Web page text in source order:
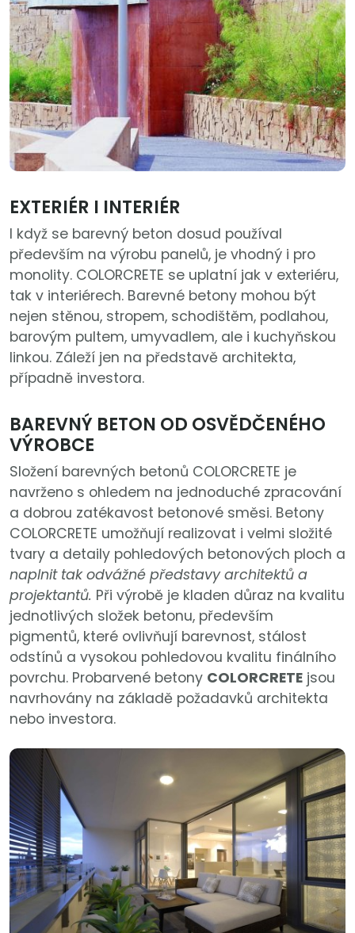
EXTERIÉR I INTERIÉR
I když se barevný beton dosud používal
především na výrobu panelů, je vhodný i pro
monolity. COLORCRETE se uplatní jak v exteriéru,
tak v interiérech. Barevné betony mohou být
nejen stěnou, stropem, schodištěm, podlahou,
barovým pultem, umyvadlem, ale i kuchyňskou
linkou. Záleží jen na představě architekta,
případně investora.
BAREVNÝ BETON OD OSVĚDČENÉHO
VÝROBCE
Složení barevných betonů COLORCRETE je
navrženo s ohledem na jednoduché zpracování
a dobrou zatékavost betonové směsi. Betony
COLORCRETE umožňují realizovat i velmi složité
tvary a detaily pohledových betonových ploch a
naplnit tak odvážné představy architektů a
projektantů. Při výrobě je kladen důraz na kvalitu
jednotlivých složek betonu, především
pigmentů, které ovlivňují barevnost, stálost
odstínů a vysokou pohledovou kvalitu finálního
povrchu. Probarvené betony COLORCRETE jsou
navrhovány na základě požadavků architekta
nebo investora.